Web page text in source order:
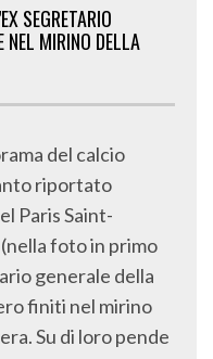
SEGRETARIO
NEL MIRINO DELLA
del calcio
riportato
Paris Saint-
foto in primo
generale della
finiti nel mirino
Su di loro pende